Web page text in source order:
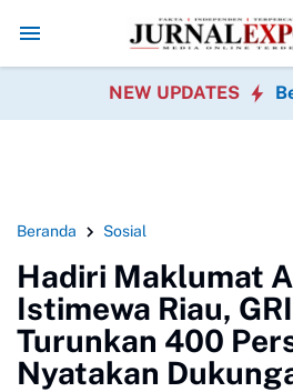
Dumai Pimpin Bakti Sosial Bersihkan
NEW UPDATES
Beranda Sosial
Hadiri Maklumat
Istimewa Riau,
Turunkan 400
Nyatakan